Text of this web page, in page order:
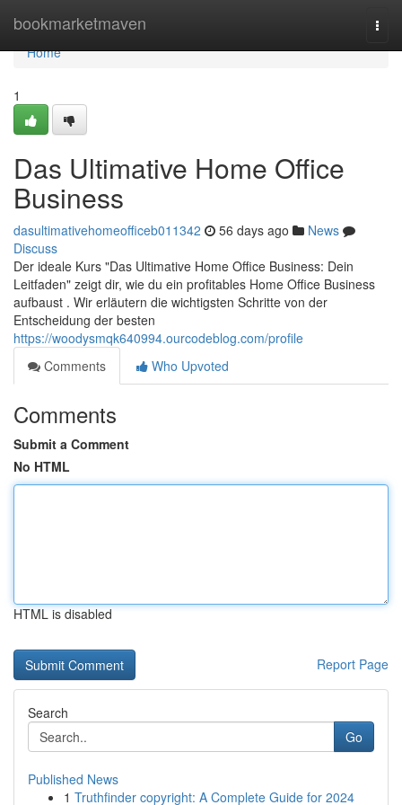
bookmarketmaven
Home
Home
1
Das Ultimative Home Office
Business
dasultimativehomeofficeb011342 56 days ago
News
Discuss
Der ideale Kurs "Das Ultimative Home Office Business: Dein
Leitfaden" zeigt dir, wie du ein profitables Home Office Business
aufbaust . Wir erläutern die wichtigsten Schritte von der
Entscheidung der besten
https://woodysmqk640994.ourcodeblog.com/profile
Comments
Who Upvoted
Comments
Submit a Comment
No HTML
HTML is disabled
Report Page
Search
Go
Published News
1 Truthfinder copyright: A Complete Guide for 2024